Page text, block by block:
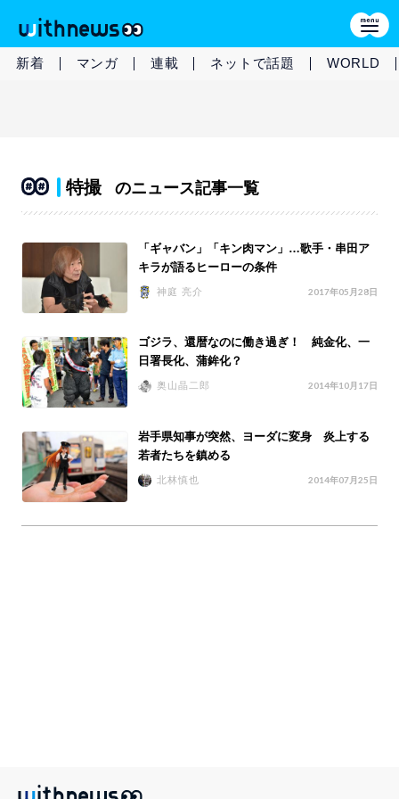
新着 マンガ 連載 ネットで話題 WORLD
特撮 のニュース記事一覧
「ギャバン」「キン肉マン」…歌手・串田ア
キラが語るヒーローの条件
神庭 亮介 2017年05月28日
ゴジラ、還暦なのに働き過ぎ！ 純金化、一
日署長化、蒲鉾化？
奥山晶二郎 2014年10月17日
岩手県知事が突然、ヨーダに変身 炎上する
若者たちを鎮める
北林慎也 2014年07月25日